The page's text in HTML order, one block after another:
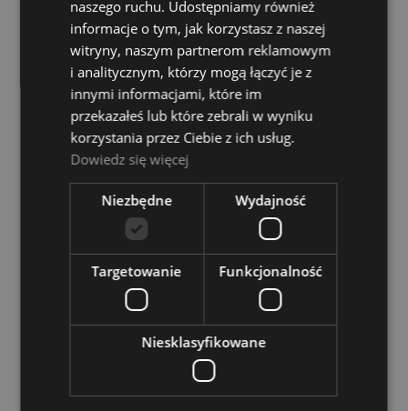
399,00 zł
DO KOSZYKA
American DJ UV LED BAR 20 Belka UV
Dostępność:
549,00 zł
POWIADOM O DOSTĘPNOŚCI
BeamZ LCB803 Led Bar Belka oświetleniowa
naszego ruchu. Udostępniamy również
informacje o tym, jak korzystasz z naszej
witryny, naszym partnerom reklamowym
i analitycznym, którzy mogą łączyć je z
innymi informacjami, które im
przekazałeś lub które zebrali w wyniku
korzystania przez Ciebie z ich usług.
Dowiedz się więcej
Niezbędne Wydajność
Targetowanie Funkcjonalność
Niesklasyfikowane